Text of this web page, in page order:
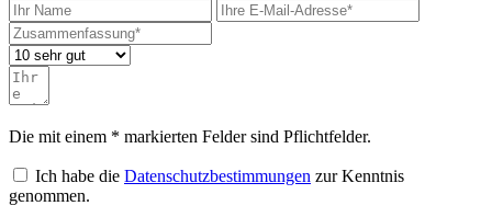
Die mit einem * markierten Felder sind Pflichtfelder.
Ich habe die Datenschutzbestimmungen zur Kenntnis
genommen.